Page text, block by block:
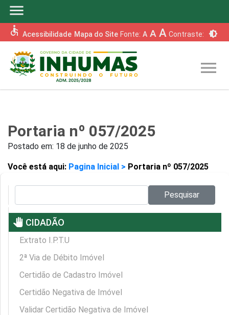
menu
accessible Acessibilidade Mapa do Site Fonte: A A A Contraste: brightness_6
menu
Portaria nº 057/2025
Postado em: 18 de junho de 2025
Você está aqui: Pagina Inicial > Portaria nº 057/2025
Pesquisar
pan_tool CIDADÃO
Extrato I.P.T.U
2ª Via de Débito Imóvel
Certidão de Cadastro Imóvel
Certidão Negativa de Imóvel
Validar Certidão Negativa de Imóvel